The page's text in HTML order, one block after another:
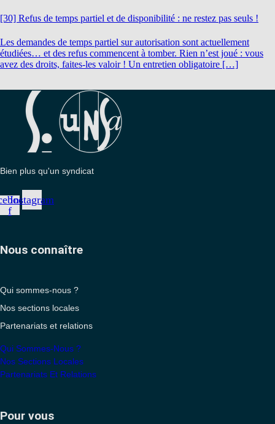
[30] Refus de temps partiel et de disponibilité : ne restez pas seuls !
Les demandes de temps partiel sur autorisation sont actuellement
étudiées… et des refus commencent à tomber. Rien n’est joué : vous
avez des droits, faites-les valoir ! Un entretien obligatoire […]
Bien plus qu'un syndicat
f
Instagram
Nous connaître
Qui sommes-nous ?
Nos sections locales
Partenariats et relations
Qui Sommes-Nous ?
Nos Sections Locales
Partenariats Et Relations
Pour vous